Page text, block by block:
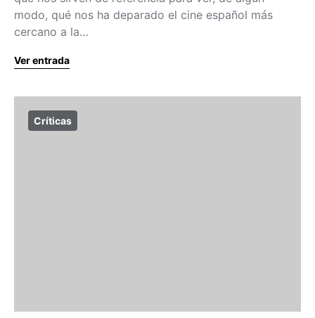
modo, qué nos ha deparado el cine español más
cercano a la…
Ver entrada
Críticas